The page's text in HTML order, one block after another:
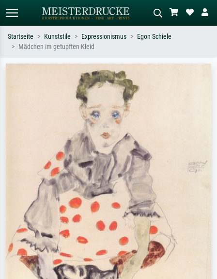
Suchen Sie nach Künstlern, Werktiteln
oder Stilen – z.B. Monet,
Sternennacht, Impressionismus, Welle
Beschreiben Sie die Szene – z.B. Grüne
Wiese, Abstrakt mit viel Rot, Dunkles
Ölgemälde, Stehender Akt neben einem
Startseite Kunststile Expressionismus
Egon Schiele
Mädchen im getupften Kleid